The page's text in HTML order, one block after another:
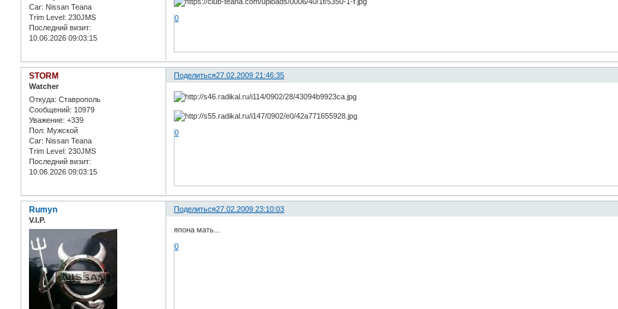
Car: Nissan Teana
Trim Level: 230JMS
Последний визит:
10.06.2026 09:03:15
0
Поделиться27.02.2009 21:46:35
STORM
Watcher
Откуда: Ставрополь
Сообщений: 10979
Уважение: +339
Пол: Мужской
Car: Nissan Teana
Trim Level: 230JMS
Последний визит:
10.06.2026 09:03:15
0
Поделиться27.02.2009 23:10:03
Rumyn
V.I.P.
япона мать...
0